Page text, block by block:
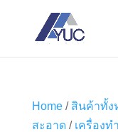
Home/ สินค้าทั้ง
สะอาด/ เครื่อง